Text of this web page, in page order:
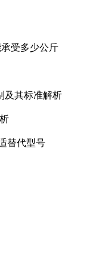
受多少公斤
及其标准解析
替代型号